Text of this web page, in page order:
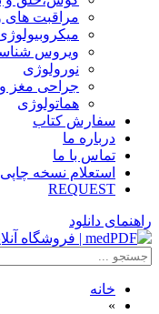
مراقبت های
ویروس
نورولوژی
جراحی مغز
هماتولوژی
سفارش کتاب
درباره ما
تماس با ما
استعلام نسخه چاپی
REQUEST
راهنمای دانلود
خانه
»